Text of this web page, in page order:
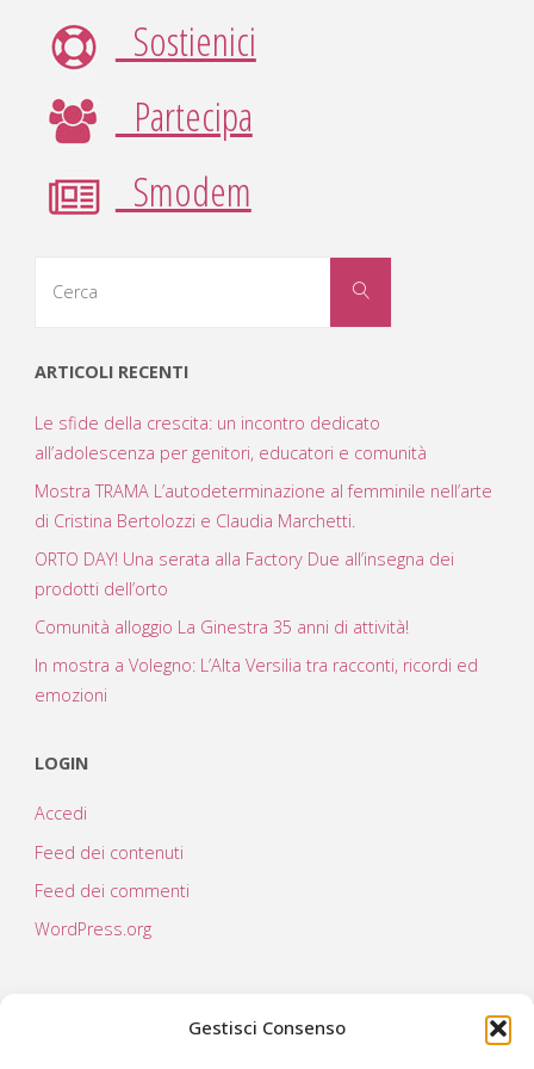
Gestisci Consenso
Sostienici
Partecipa
Smodem
Cerca
ARTICOLI RECENTI
Le sfide della crescita: un incontro dedicato
all’adolescenza per genitori, educatori e comunità
Mostra TRAMA L’autodeterminazione al femminile nell’arte
di Cristina Bertolozzi e Claudia Marchetti.
ORTO DAY! Una serata alla Factory Due all’insegna dei
prodotti dell’orto
Comunità alloggio La Ginestra 35 anni di attività!
In mostra a Volegno: L’Alta Versilia tra racconti, ricordi ed
emozioni
LOGIN
Accedi
Feed dei contenuti
Feed dei commenti
WordPress.org